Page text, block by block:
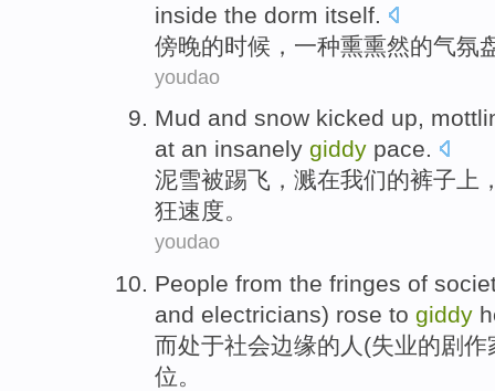
inside the dorm itself.
傍晚的时候， 一种熏熏然的气氛
youdao
Mud and snow kicked up,
at an insanely giddy pace.
泥雪被踢飞，溅在我们的裤子 上
狂速度。
youdao
People from the fringes of
and electricians) rose to giddy
而处于社会边缘的 人 (失业的剧作
位。